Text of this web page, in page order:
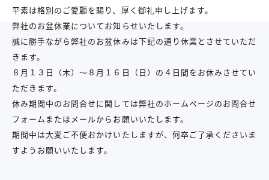
平素は格別のご愛顧を賜り、厚く御礼申し上げます。
弊社のお盆休業についてお知らせいたします。
誠に勝手ながら弊社のお盆休みは下記の通り休業とさせていただ
きます。
８月１３日（木）～８月１６日（日）の４日間をお休みさせてい
ただきます。
休み期間中のお問合せに関しては弊社のホームページのお問合せ
フォームまたはメールからお願いいたします。
期間中は大変ご不便おかけいたしますが、何卒ご了承くださいま
すようお願いいたします。